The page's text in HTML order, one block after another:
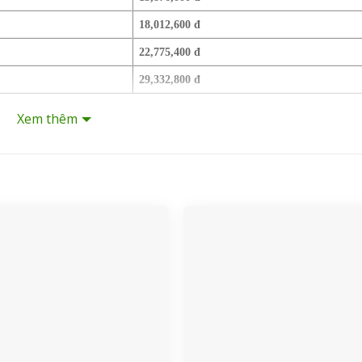
18,012,600 đ
22,775,400 đ
29,332,800 đ
tải, AN2T cung cấp đầy đủ các model thuộc dòng YE3 (dòng hiệu
Xem thêm